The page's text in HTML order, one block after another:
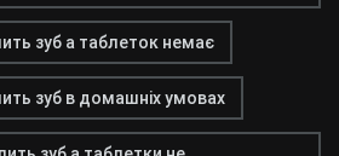
зуб а таблеток немає
зуб в домашніх умовах